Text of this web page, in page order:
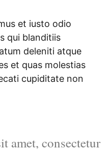
et iusto odio
qui blanditiis
deleniti atque
et quas molestias
cupiditate non
amet, consectetur